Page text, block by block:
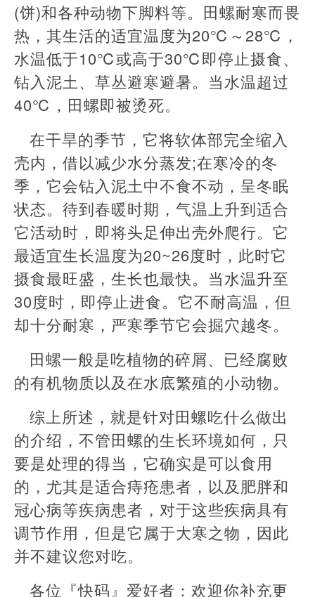
(饼)和各种动物下脚料等。田螺耐寒而畏
热，其生活的适宜温度为20℃～28℃，
水温低于10℃或高于30℃即停止摄食、
钻入泥土、草丛避寒避暑。当水温超过
40℃，田螺即被烫死。
在干旱的季节，它将软体部完全缩入
壳内，借以减少水分蒸发;在寒冷的冬
季，它会钻入泥土中不食不动，呈冬眠
状态。待到春暖时期，气温上升到适合
它活动时，即将头足伸出壳外爬行。它
最适宜生长温度为20~26度时，此时它
摄食最旺盛，生长也最快。当水温升至
30度时，即停止进食。它不耐高温，但
却十分耐寒，严寒季节它会掘穴越冬。
田螺一般是吃植物的碎屑、已经腐败
的有机物质以及在水底繁殖的小动物。
综上所述，就是针对田螺吃什么做出
的介绍，不管田螺的生长环境如何，只
要是处理的得当，它确实是可以食用
的，尤其是适合痔疮患者，以及肥胖和
冠心病等疾病患者，对于这些疾病具有
调节作用，但是它属于大寒之物，因此
并不建议您对吃。
各位『快码』爱好者：欢迎你补充更